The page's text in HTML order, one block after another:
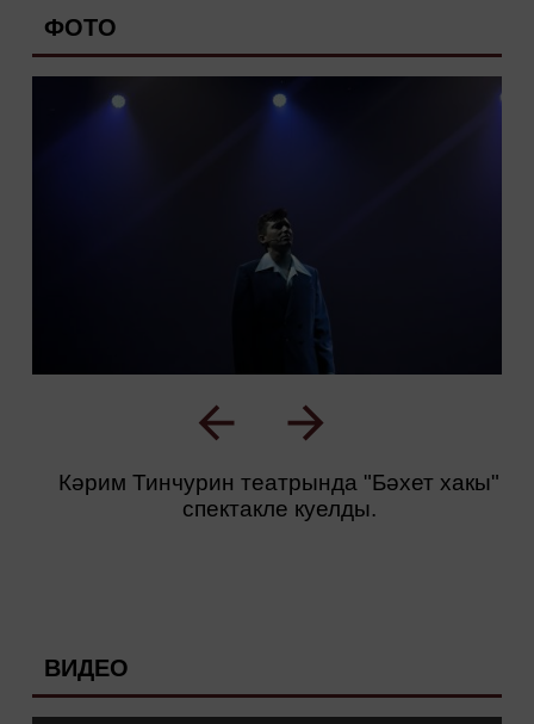
ФОТО
Кәрим Тинчурин театрында "Бәхет хакы"
спектакле куелды.
ВИДЕО